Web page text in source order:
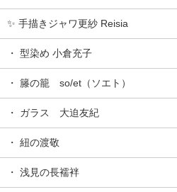
✨ 手描きジャワ更紗 Reisia
・ 型染め 小倉充子
・ 籐の籠 so/et（ソエト）
・ ガラス 大迫友紀
・ 紐の渡敬
・ 浅見の長襦袢